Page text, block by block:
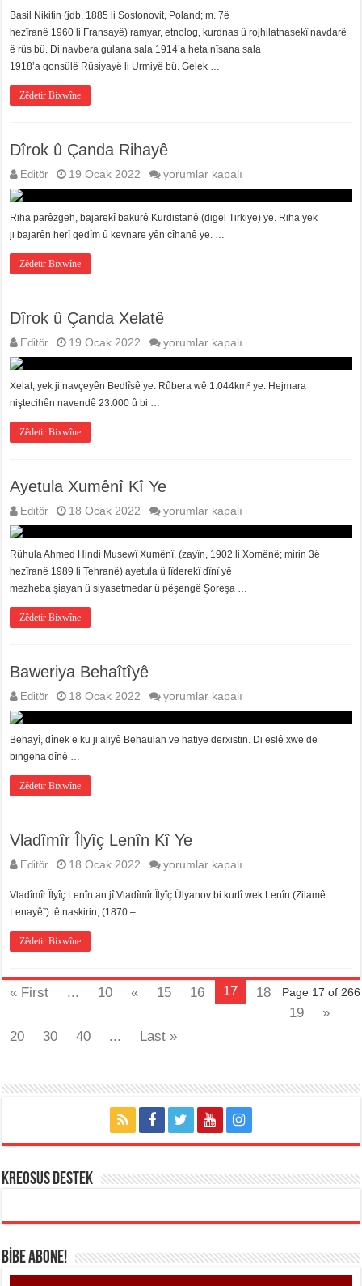
için
Basil Nikitin (jdb. 1885 li Sostonovit, Poland; m. 7ê
hezîranê 1960 li Fransayê) ramyar, etnolog, kurdnas û rojhilatnasekî navdarê
ê rûs bû. Di navbera gulana sala 1914’a heta nîsana sala
1918’a qonsûlê Rûsiyayê li Urmiyê bû. Gelek …
Zêdetir Bixwîne
Dîrok û Çanda Rihayê
Editör 19 Ocak 2022
Dîrok
û
Rihayê
için
yorumlar kapalı
Riha parêzgeh, bajarekî bakurê Kurdistanê (digel Tirkiye) ye. Riha yek
ji bajarên herî qedîm û kevnare yên cîhanê ye. …
Zêdetir Bixwîne
Dîrok û Çanda Xelatê
Editör 19 Ocak 2022
Dîrok
û
Xelatê
için
yorumlar kapalı
Xelat, yek ji navçeyên Bedlîsê ye. Rûbera wê 1.044km² ye. Hejmara
niştecihên navendê 23.000 û bi …
Zêdetir Bixwîne
Ayetula Xumênî Kî Ye
Editör 18 Ocak 2022
Ayetula
Xumênî
Ye
için
yorumlar kapalı
Rûhula Ahmed Hindi Musewî Xumênî, (zayîn, 1902 li Xomênê; mirin 3ê
hezîranê 1989 li Tehranê) ayetula û lîderekî dînî yê
mezheba şiayan û siyasetmedar û pêşengê Şoreşa …
Zêdetir Bixwîne
Baweriya Behaîtîyê
Editör 18 Ocak 2022
Baweriya
Behaîtîyê
yorumlar kapalı
Behayî, dînek e ku ji aliyê Behaulah ve hatiye derxistin. Di eslê xwe de
bingeha dînê …
Zêdetir Bixwîne
Vladîmîr Îlyîç Lenîn Kî Ye
Editör 18 Ocak 2022
Vladîmîr
Lenîn
Kî
yorumlar kapalı
Vladîmîr Îlyîç Lenîn an jî Vladîmîr Îlyîç Ûlyanov bi kurtî wek Lenîn (Zilamê
Lenayê”) tê naskirin, (1870 – …
Zêdetir Bixwîne
Page 17 of 266
« First ... 10 « 15 16 17
18
19
»
20
30 40 ... Last »
KREOSUS DESTEK
BİBE ABONE!